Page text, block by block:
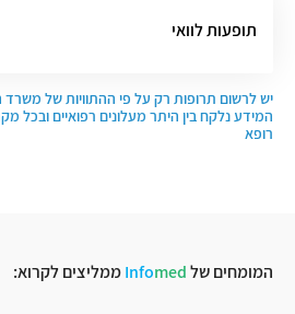
תופעות לוואי
יש לרשום תרופות רק על פי ההתוויות של משרד
המידע נלקח בין היתר מעלונים רפואיים ובכל
רופא
המומחים של Infomed ממליצים לקרוא: